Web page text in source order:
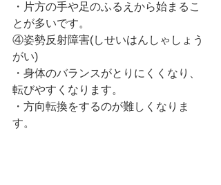
・片方の手や足のふるえから始まるこ
とが多いです。
④姿勢反射障害(しせいはんしゃしょう
がい)
・身体のバランスがとりにくくなり、
転びやすくなります。
・方向転換をするのが難しくなりま
す。